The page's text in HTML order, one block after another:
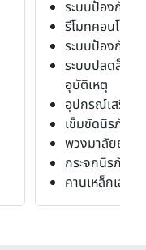
ระบบป้องกันก่
รีโมทคอนโทรล
ระบบป้องกันก
ระบบปลดล็อค
อุบัติเหตุ
อุปกรณ์เสริม
เข็มขัดนิรภัย
พวงมาลัยยุบตั
กระจกนิรภัย
คานเหล็กเสริ